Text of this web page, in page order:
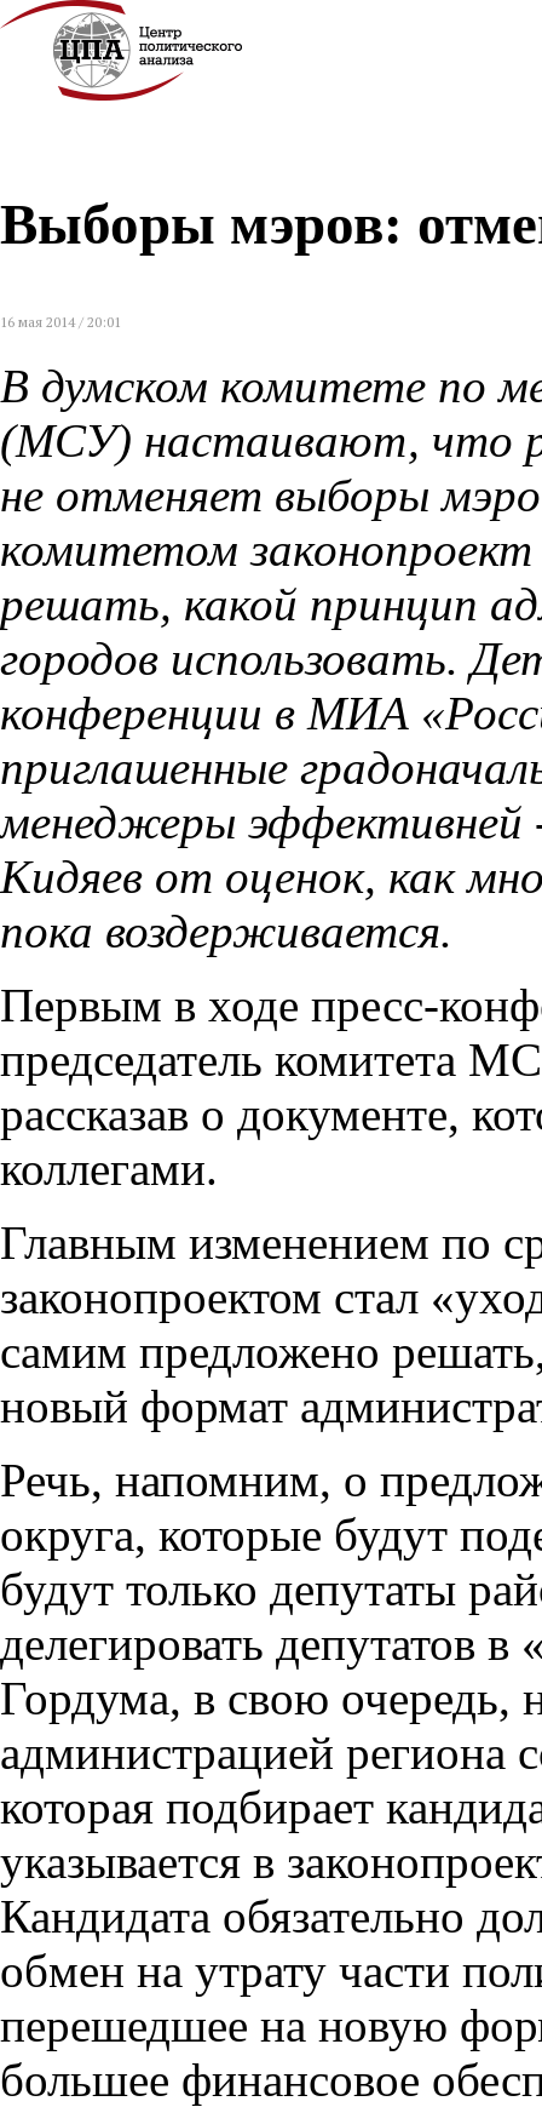
Выборы мэров:
16 мая 2014 / 20:01
В думском комитете по
(МСУ) настаивают, что
не отменяет выборы
комитетом
решать, какой принцип
городов использовать.
конференции в МИА
приглашенные
менеджеры эффективней
Кидяев от оценок, как
пока воздерживается.
Первым в ходе пресс-
председатель комитета
рассказав о документе,
коллегами.
Главным изменением по
законопроектом стал
самим предложено
новый формат
Речь, напомним, о
округа, которые будут
будут только депутаты
делегировать депутатов
Гордума, в свою очередь,
администрацией региона
которая подбирает
указывается в
Кандидата обязательно
обмен на утрату части
перешедшее на новую
большее финансовое